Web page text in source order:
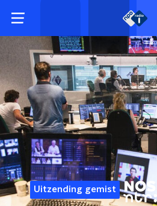
Uitzending gemist